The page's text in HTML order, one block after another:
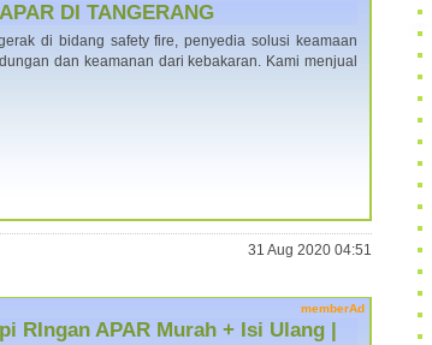
DI TANGERANG
di bidang safety fire, penyedia solusi keamaan
dan keamanan dari kebakaran. Kami menjual
31 Aug 2020 04:51
memberAd
RIngan APAR Murah + Isi Ulang |